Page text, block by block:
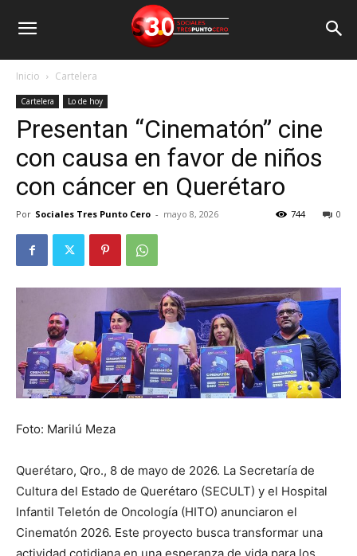
Inicio Cartelera
Cartelera Lo de hoy
Presentan “Cinematón” cine
con causa en favor de niños
con cáncer en Querétaro
Por Sociales Tres Punto Cero - mayo 8, 2026 0
744
Foto: Marilú Meza
Querétaro, Qro., 8 de mayo de 2026. La Secretaría de
Cultura del Estado de Querétaro (SECULT) y el Hospital
Infantil Teletón de Oncología (HITO) anunciaron el
Cinematón 2026. Este proyecto busca transformar una
actividad cotidiana en una esperanza de vida para los